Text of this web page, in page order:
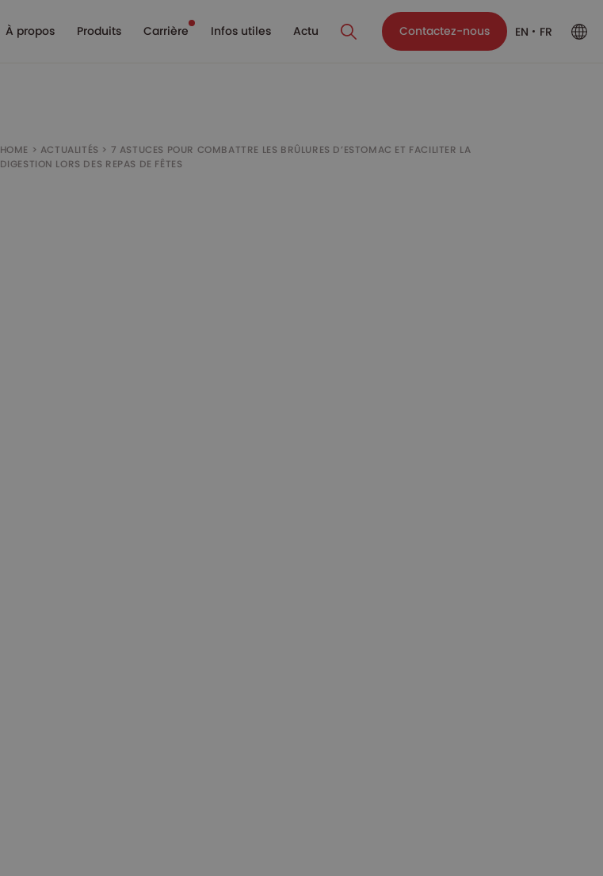
À propos Produits Carrière Infos utiles Actu Contactez-nous EN FR
HOME > ACTUALITÉS > 7 ASTUCES POUR COMBATTRE LES BRÛLURES D’ESTOMAC ET FACILITER LA
DIGESTION LORS DES REPAS DE FÊTES